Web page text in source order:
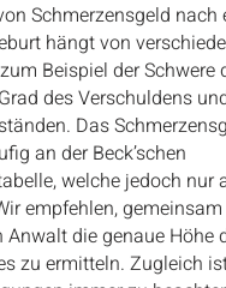
Schmerzensgeld nach
hängt von
Beispiel der Schwere
des Verschuldens
Das
an der Beck’schen
welche jedoch nur
empfehlen,
Anwalt die genaue Höhe
zu ermitteln. Zugleich